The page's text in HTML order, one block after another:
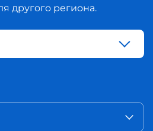
другого региона.